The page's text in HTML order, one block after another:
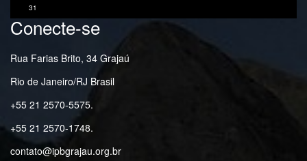
31
Conecte-se
Rua Farias Brito, 34 Grajaú
Rio de Janeiro/RJ Brasil
+55 21 2570-5575.
+55 21 2570-1748.
contato@ipbgrajau.org.br